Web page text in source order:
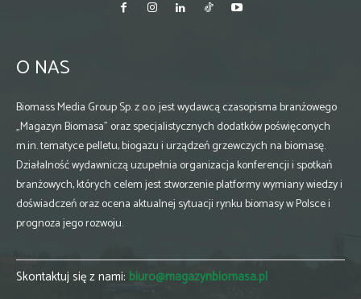
O NAS
Biomass Media Group Sp. z o.o. jest wydawcą czasopisma branżowego
„Magazyn Biomasa” oraz specjalistycznych dodatków poświęconych
m.in. tematyce pelletu, biogazu i urządzeń grzewczych na biomasę.
Działalność wydawniczą uzupełnia organizacja konferencji i spotkań
branżowych, których celem jest stworzenie platformy wymiany wiedzy i
doświadczeń oraz ocena aktualnej sytuacji rynku biomasy w Polsce i
prognoza jego rozwoju.
Skontaktuj się z nami: biuro@magazynbiomasa.pl